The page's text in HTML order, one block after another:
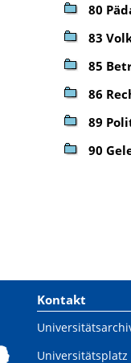
80
83
85
86
89
90
Kontakt
Universitätsplatz